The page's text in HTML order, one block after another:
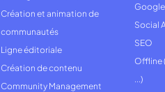
Création et animation de
communautés
Ligne éditoriale
Création de contenu
Community Management
Social
SEO
Offline
...)